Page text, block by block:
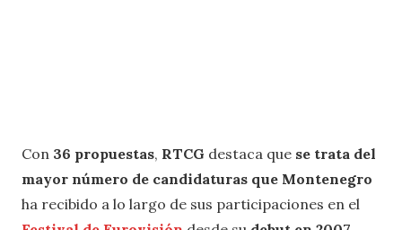
Con 36 propuestas, RTCG destaca que se trata del
mayor número de candidaturas que Montenegro
ha recibido a lo largo de sus participaciones en el